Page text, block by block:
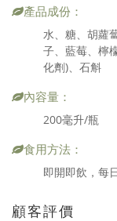
產品成份：
水、糖、胡蘿
子、藍莓、檸
化劑)、石斛
內容量：
200毫升/瓶
食用方法：
即開即飲，每
顧客評價